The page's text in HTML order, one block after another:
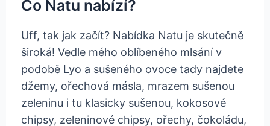
Co Natu nabízí?
Uff, tak jak začít? Nabídka Natu je skutečně
široká! Vedle mého oblíbeného mlsání v
podobě Lyo a sušeného ovoce tady najdete
džemy, ořechová másla, mrazem sušenou
zeleninu i tu klasicky sušenou, kokosové
chipsy, zeleninové chipsy, ořechy, čokoládu,